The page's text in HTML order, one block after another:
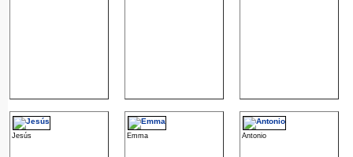
Jesús Emma Antonio